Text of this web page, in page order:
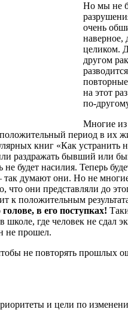
Но мы не
очень
наверное,
целиком.
другом
разводится
повторные
на этот
по-
Многие из
положительный период в их
книг «Как устранить
раздражать бывший или
не будет насилия. Теперь
так думают они. Но не
, что они представляли до
к положительным
голове, в его поступках!
школе, где человек не сдал
не прошел.
не повторять прошлых
и цели по